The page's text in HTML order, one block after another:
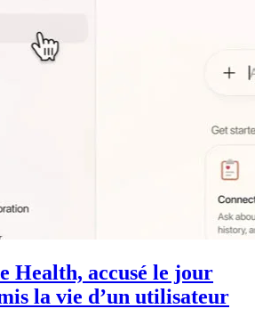
Health, accusé le jour
la vie d’un utilisateur